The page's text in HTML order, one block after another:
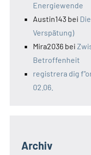
Energiewende
Austin143 bei
Verspätung)
Mira2036 bei
Betroffenheit
registrera dig
02.06.
Archiv